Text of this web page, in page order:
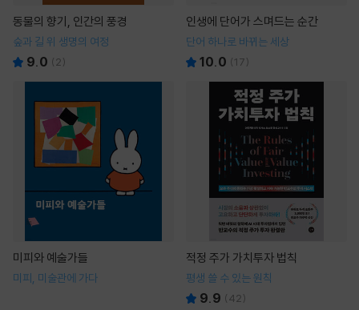
동물의 향기, 인간의 풍경
숲과 길 위 생명의 여정
9.0 ( 2)
인생에 단어가 스며드는 순간
단어 하나로 바뀌는 세상
10.0 (17)
미피와 예술가들
미피, 미술관에 가다
적정 주가 가치투자 법칙
평생 쓸 수 있는 원칙
9.9 (42)